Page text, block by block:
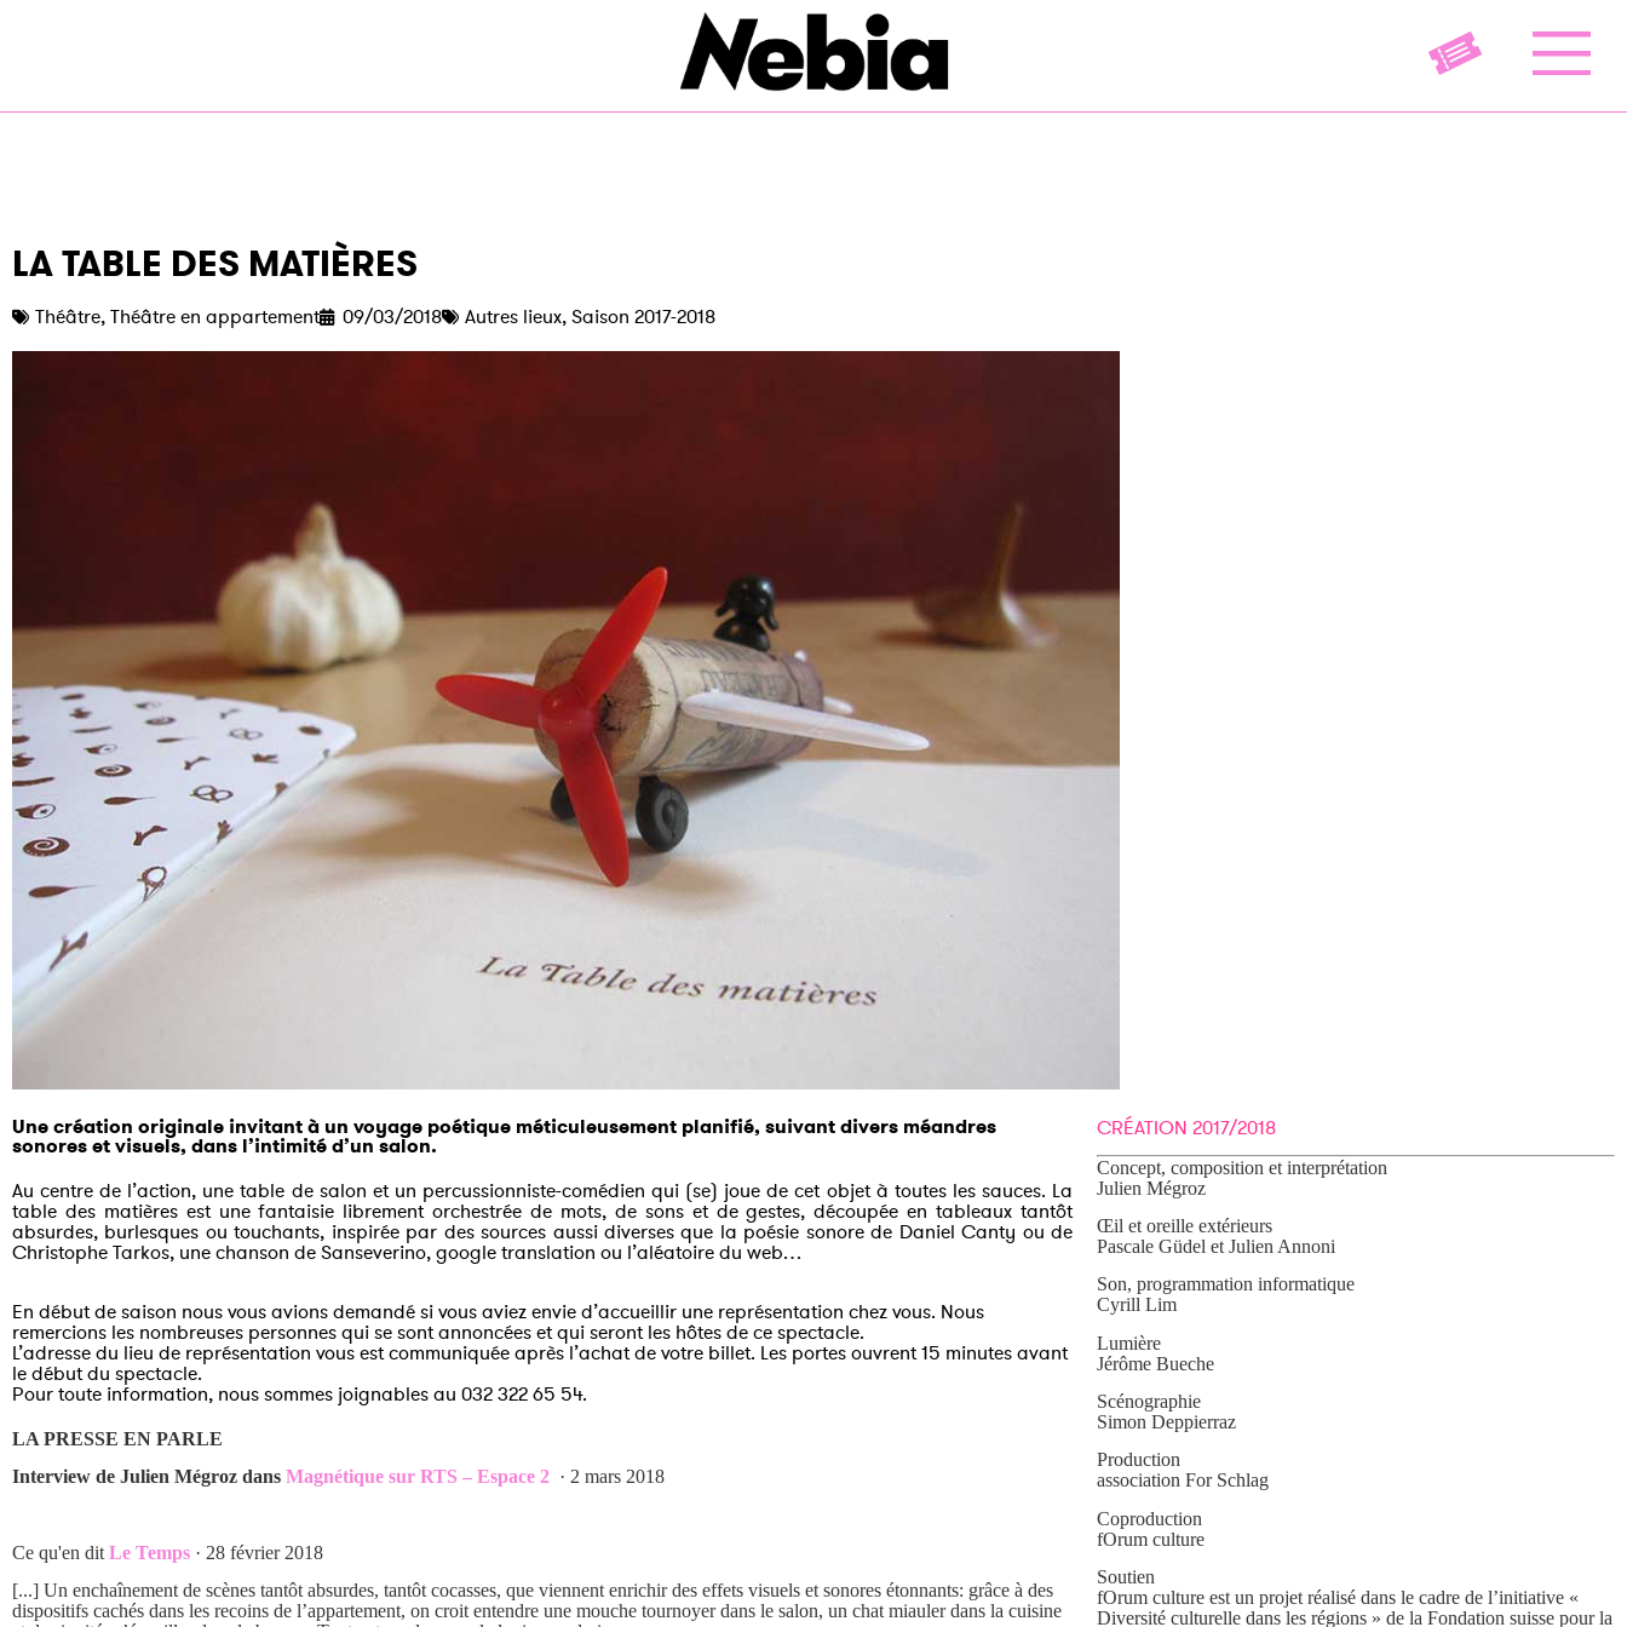
LA TABLE DES MATIÈRES
Théâtre, Théâtre en appartement 09/03/2018 Autres lieux, Saison 2017-2018
Une création originale invitant à un voyage poétique méticuleusement planifié, suivant divers méandres
sonores et visuels, dans l’intimité d’un salon.
Au centre de l’action, une table de salon et un percussionniste-comédien qui (se) joue de cet objet à toutes les sauces. La
table des matières est une fantaisie librement orchestrée de mots, de sons et de gestes, découpée en tableaux tantôt
absurdes, burlesques ou touchants, inspirée par des sources aussi diverses que la poésie sonore de Daniel Canty ou de
Christophe Tarkos, une chanson de Sanseverino, google translation ou l’aléatoire du web…
En début de saison nous vous avions demandé si vous aviez envie d’accueillir une représentation chez vous. Nous
remercions les nombreuses personnes qui se sont annoncées et qui seront les hôtes de ce spectacle.
L’adresse du lieu de représentation vous est communiquée après l’achat de votre billet. Les portes ouvrent 15 minutes avant
le début du spectacle.
Pour toute information, nous sommes joignables au 032 322 65 54.
LA PRESSE EN PARLE
Interview de Julien Mégroz dans Magnétique sur RTS – Espace 2 · 2 mars 2018
Ce qu'en dit Le Temps · 28 février 2018
[...] Un enchaînement de scènes tantôt absurdes, tantôt cocasses, que viennent enrichir des effets visuels et sonores étonnants: grâce à des
dispositifs cachés dans les recoins de l’appartement, on croit entendre une mouche tournoyer dans le salon, un chat miauler dans la cuisine
CRÉATION 2017/2018
Concept, composition et interprétation
Julien Mégroz
Œil et oreille extérieurs
Pascale Güdel et Julien Annoni
Son, programmation informatique
Cyrill Lim
Lumière
Jérôme Bueche
Scénographie
Simon Deppierraz
Production
association For Schlag
Coproduction
fOrum culture
Soutien
fOrum culture est un projet réalisé dans le cadre de l’initiative «
Diversité culturelle dans les régions » de la Fondation suisse pour la